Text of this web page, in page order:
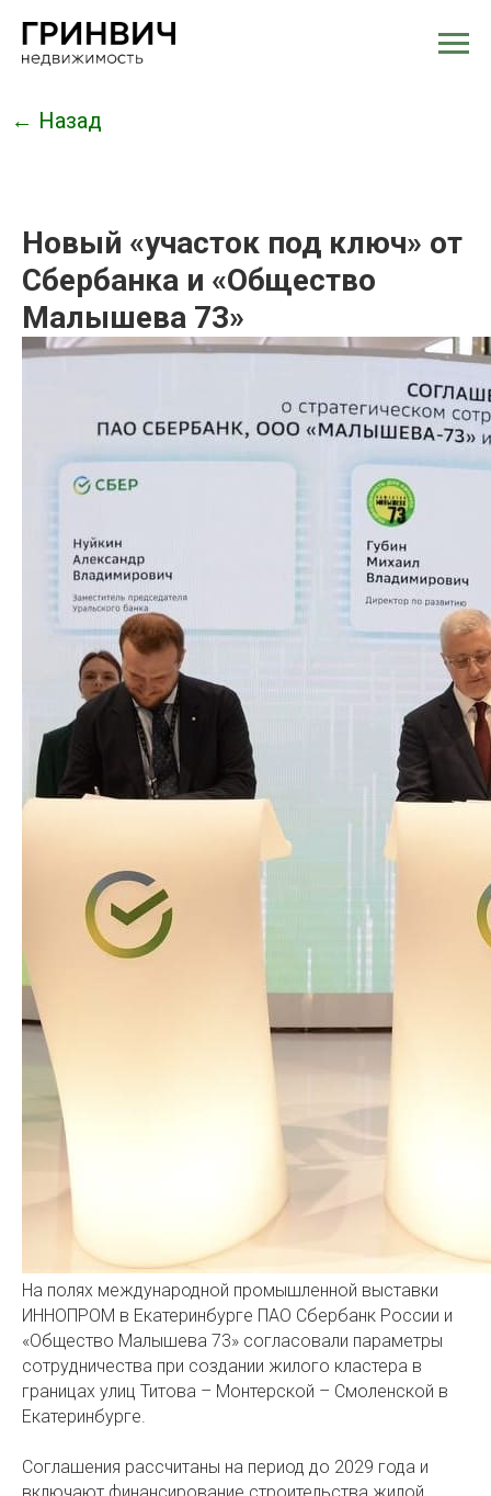
← Назад
Новый «участок под ключ» от
Сбербанка и «Общество
Малышева 73»
На полях международной промышленной выставки
ИННОПРОМ в Екатеринбурге ПАО Сбербанк России и
«Общество Малышева 73» согласовали параметры
сотрудничества при создании жилого кластера в
границах улиц Титова – Монтерской – Смоленской в
Екатеринбурге.
Соглашения рассчитаны на период до 2029 года и